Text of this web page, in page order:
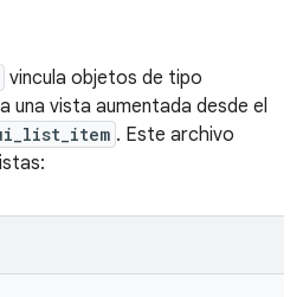
vincula objetos de tipo
a una vista aumentada desde el
. Este archivo